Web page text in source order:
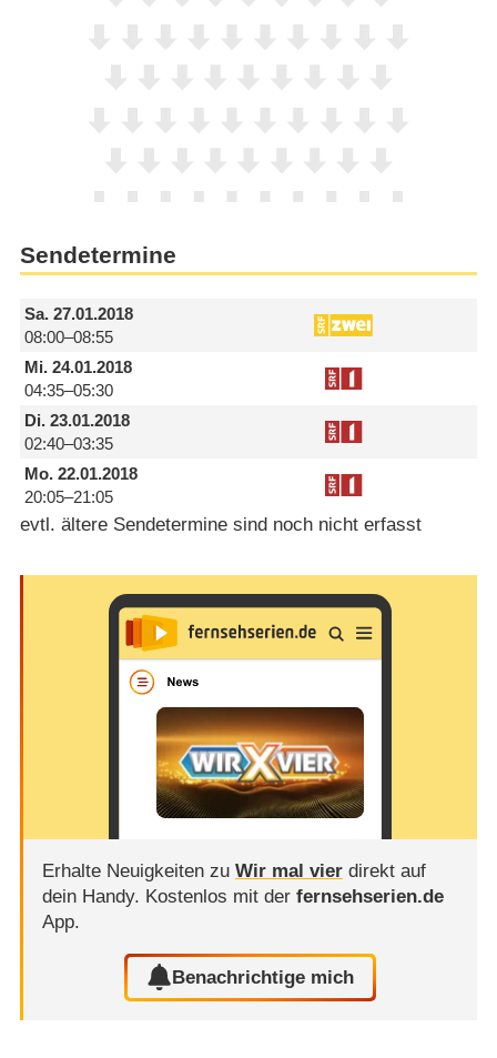
Sendetermine
Sa.27.01.2018
08:00–08:55
Mi.24.01.2018
04:35–05:30
Di.23.01.2018
02:40–03:35
Mo.22.01.2018
20:05–21:05
evtl. ältere Sendetermine sind noch nicht erfasst
Erhalte Neuigkeiten zu Wir mal vierdirekt auf
dein Handy. Kostenlos mit der fernsehserien.de
App.
Benachrichtige mich